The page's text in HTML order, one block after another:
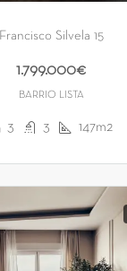
Francisco Silvela 15
1.799.000€
BARRIO LISTA
3 3 147m2